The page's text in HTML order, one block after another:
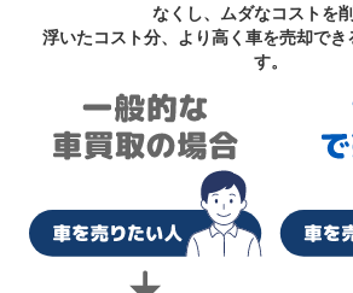
なくし、ムダなコストを
浮いたコスト分、より高く車を売却でき
す。